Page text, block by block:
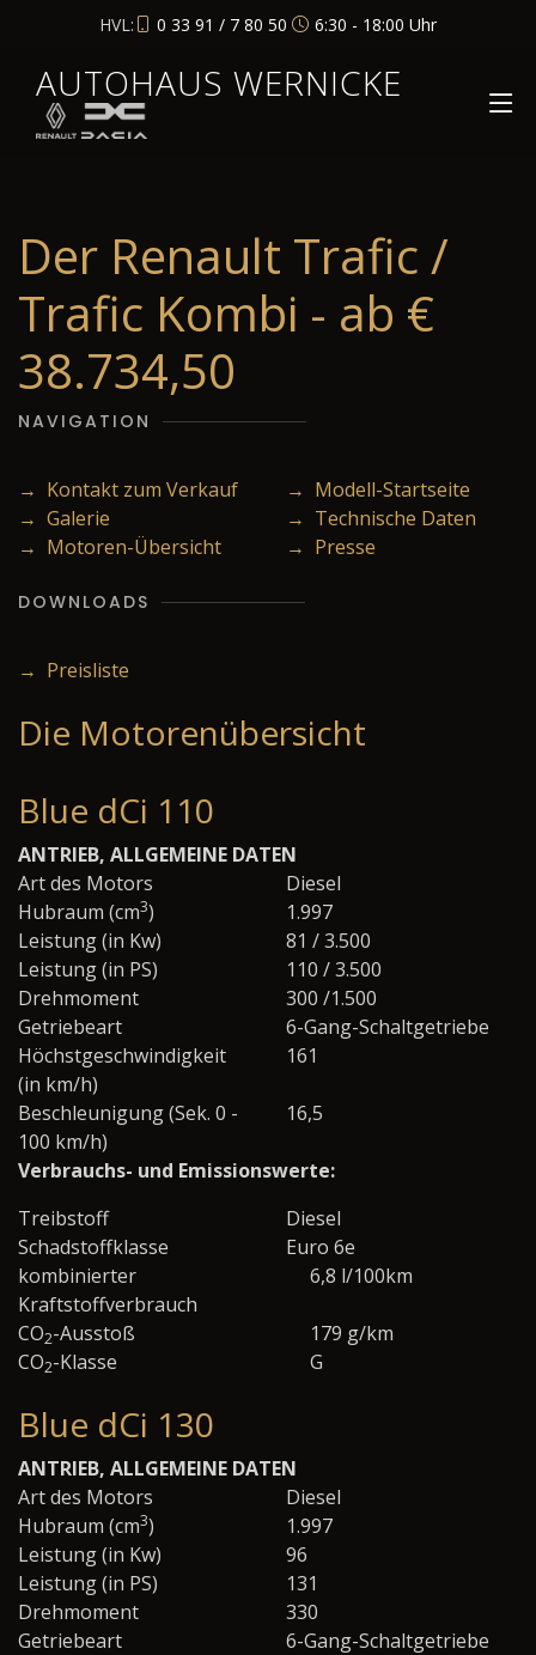
HVL: 0 33 91 / 7 80 50 6:30 - 18:00 Uhr
AUTOHAUS WERNICKE
Der Renault Trafic /
Trafic Kombi - ab €
38.734,50
NAVIGATION
→ Kontakt zum Verkauf
→ Modell-Startseite
→ Galerie
→ Technische Daten
→ Motoren-Übersicht
→ Presse
DOWNLOADS
→ Preisliste
Die Motorenübersicht
Blue dCi 110
ANTRIEB, ALLGEMEINE DATEN
Art des Motors
Diesel
Hubraum (cm3)
1.997
Leistung (in Kw)
81 / 3.500
Leistung (in PS)
110 / 3.500
Drehmoment
300 /1.500
Getriebeart
6-Gang-Schaltgetriebe
Höchstgeschwindigkeit
(in km/h)
161
Beschleunigung (Sek. 0 -
100 km/h)
16,5
Verbrauchs- und Emissionswerte:
Treibstoff
Diesel
Schadstoffklasse
Euro 6e
kombinierter
Kraftstoffverbrauch
6,8 l/100km
CO2-Ausstoß
179 g/km
CO2-Klasse G
Blue dCi 130
ANTRIEB, ALLGEMEINE DATEN
Art des Motors
Diesel
Hubraum (cm3)
1.997
Leistung (in Kw)
96
Leistung (in PS)
131
Drehmoment
330
Getriebeart
6-Gang-Schaltgetriebe